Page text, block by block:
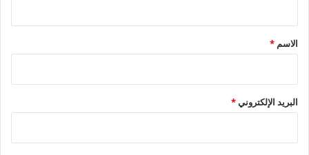
*
الاسم *
البريد الإلكتروني*